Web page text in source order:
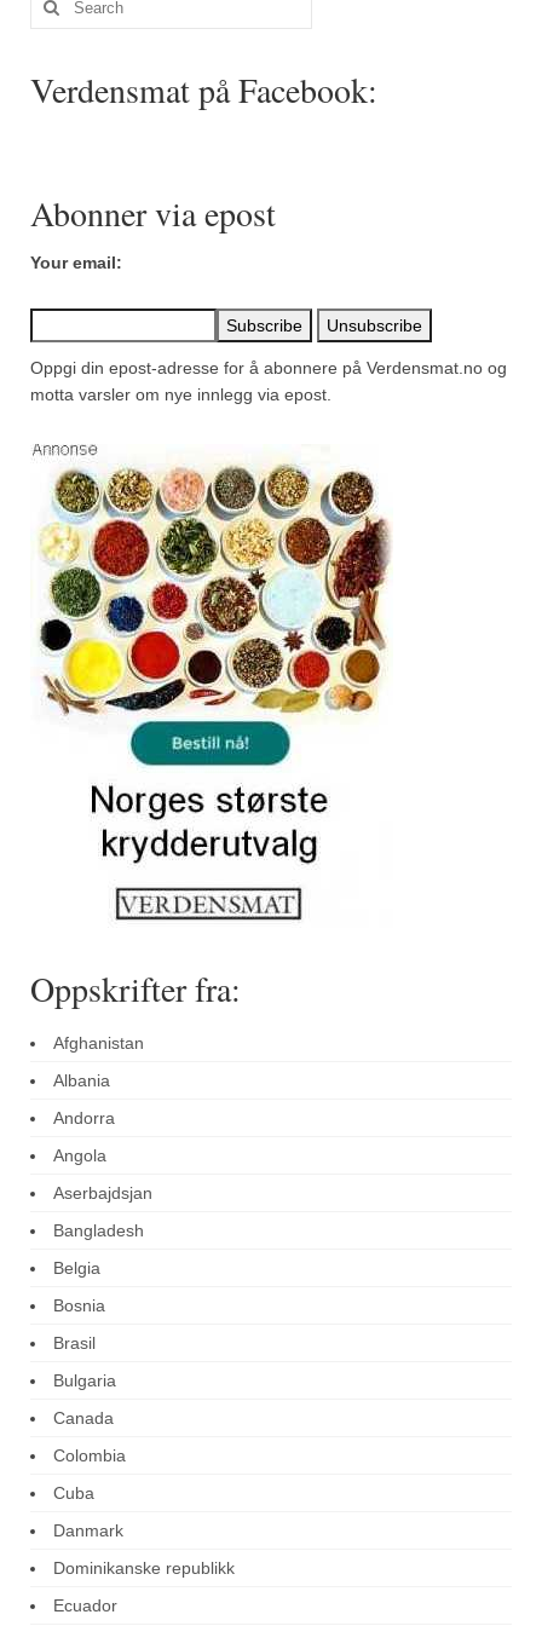
Mirepoix
Norsk fjordkrydder
Paprikapulver, pikant
Parisisk pepper
Quatre épices
Salvie
Sar (bønneurt)
Selleriblader
Smaken av skog
Tapaskrydder
Tomatflak
Om oss
Kontakt oss
Nettbutikk
for:
Verdensmat på Facebook:
Abonner via epost
Your email:
Oppgi din epost-adresse for å abonnere på Verdensmat.no og
motta varsler om nye innlegg via epost.
Oppskrifter fra:
Afghanistan
Albania
Andorra
Angola
Aserbajdsjan
Bangladesh
Belgia
Bosnia
Brasil
Bulgaria
Canada
Colombia
Cuba
Danmark
Dominikanske republikk
Ecuador